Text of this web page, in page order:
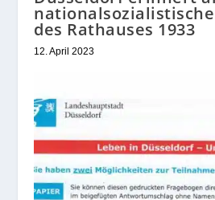
nationalsozialistische
des Rathauses 1933
12. April 2023